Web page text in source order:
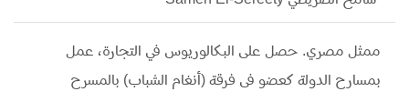
ممثل مصري. حصل على البكالوريوس في التجارة، عمل
بمسارح الدولة كعضو فى فرقة (أنغام الشباب) بالمسرح